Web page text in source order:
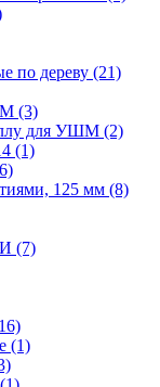
по дереву (21)
(3)
для УШМ (2)
(1)
125 мм (8)
(7)
(1)